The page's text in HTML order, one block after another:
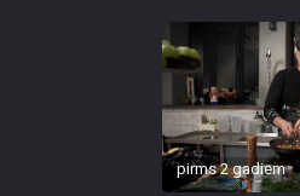
pirms 2 gadiem